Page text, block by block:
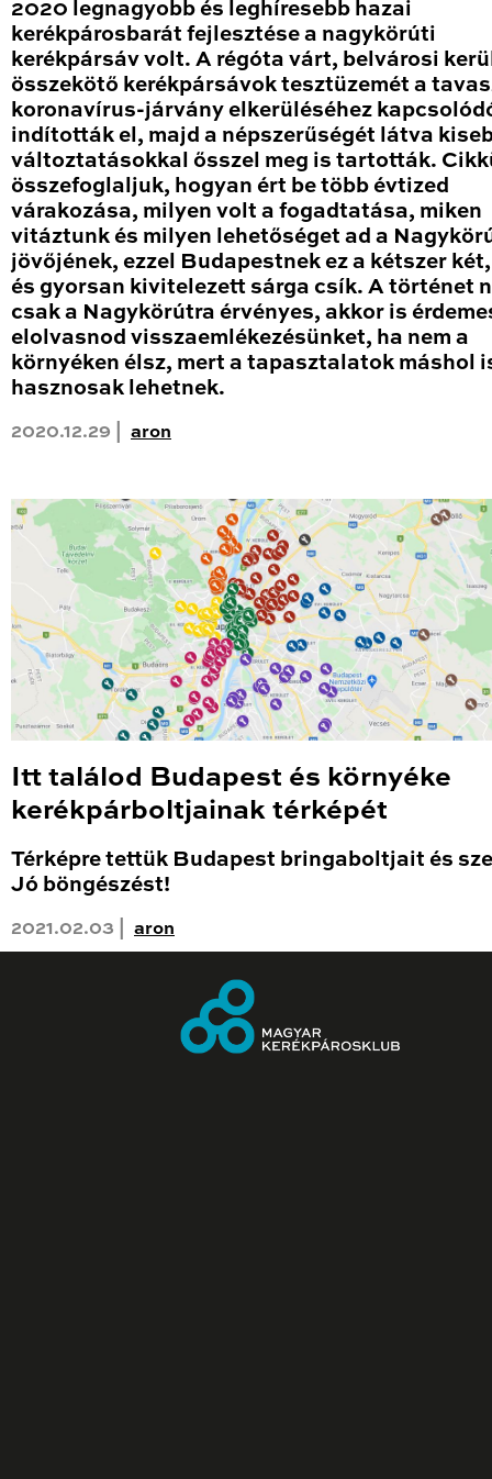
2020 legnagyobb és leghíresebb hazai
kerékpárosbarát fejlesztése a nagykörúti
kerékpársáv volt. A régóta várt, belvárosi
összekötő kerékpársávok tesztüzemét a
koronavírus-járvány elkerüléséhez
indították el, majd a népszerűségét látva
változtatásokkal ősszel meg is tartották.
összefoglaljuk, hogyan ért be több évtized
várakozása, milyen volt a fogadtatása, miken
vitáztunk és milyen lehetőséget ad a
jövőjének, ezzel Budapestnek ez a kétszer
és gyorsan kivitelezett sárga csík. A történet
csak a Nagykörútra érvényes, akkor is
elolvasnod visszaemlékezésünket, ha nem a
környéken élsz, mert a tapasztalatok máshol
hasznosak lehetnek.
2020.12.29 | aron
Itt találod Budapest és környéke
kerékpárboltjainak térképét
Térképre tettük Budapest bringaboltjait és
Jó böngészést!
2021.02.03 | aron